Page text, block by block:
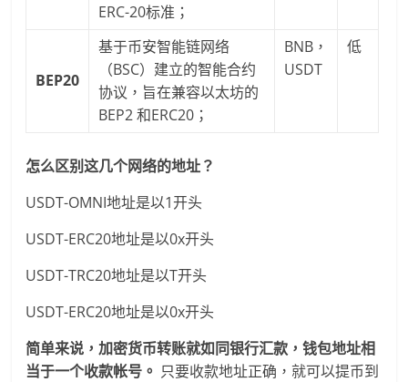
ERC-20标准；
BEP20
基于币安智能链网络
（BSC）建立的智能合约
协议，旨在兼容以太坊的
BEP2 和ERC20；
BNB，
USDT
低
怎么区别这几个网络的地址？
USDT-OMNI地址是以1开头
USDT-ERC20地址是以0x开头
USDT-TRC20地址是以T开头
USDT-ERC20地址是以0x开头
简单来说，加密货币转账就如同银行汇款，钱包地址相
当于一个收款帐号。 只要收款地址正确，就可以提币到